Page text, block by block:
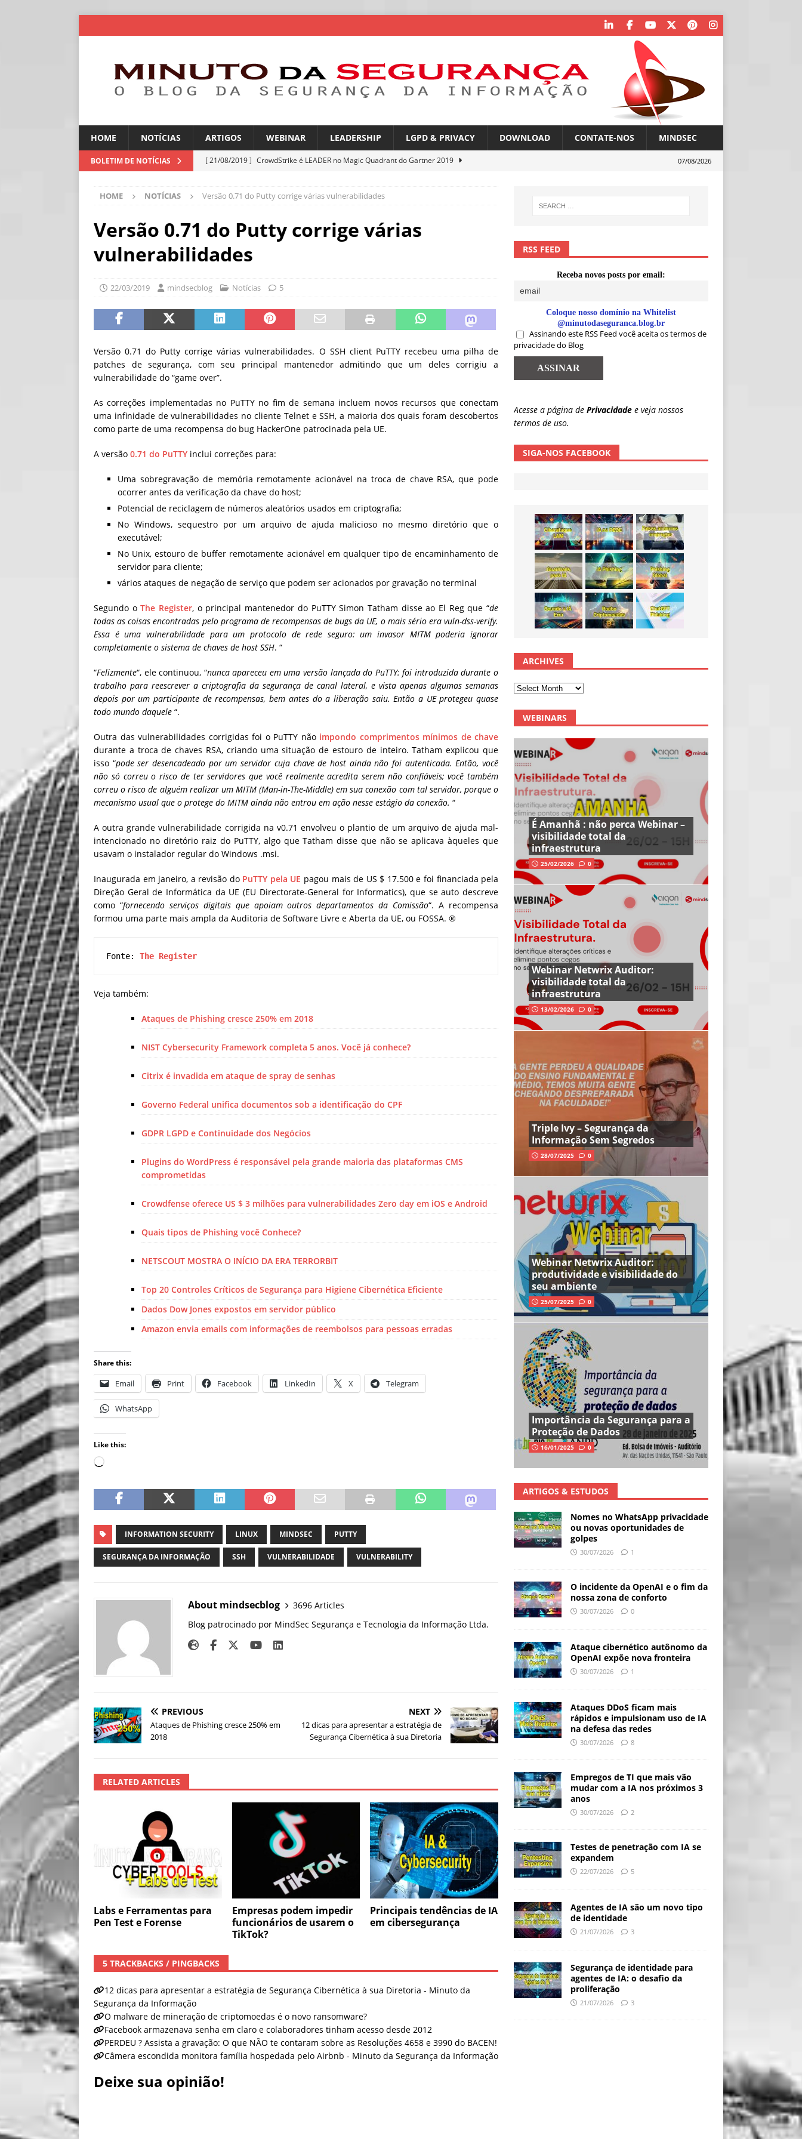
HOME NOTÍCIAS ARTIGOS WEBINAR LEADERSHIP LGPD & PRIVACY DOWNLOAD CONTATE-NOS MINDSEC
BOLETIM DE NOTÍCIAS [ 21/08/2019 ] CrowdStrike é LEADER no Magic Quadrant do Gartner 2019
[ 06/08/2026 ] América Latina é a segunda região mais exposta a ciberameaças
industriais
IA amplia desafio de segurança e governança nas redes corporativas
NOTÍCIAS
[ 06/08/2026 ]
[ 06/08/2026 ]
Sem guardrails, a autonomia da IA se torna um risco
NOTÍCIAS
07/08/2026
HOME NOTÍCIAS Versão 0.71 do Putty corrige várias vulnerabilidades
Versão 0.71 do Putty corrige várias
vulnerabilidades
22/03/2019 mindsecblog Notícias 5
Versão 0.71 do Putty corrige várias vulnerabilidades. O SSH client PuTTY recebeu uma pilha de
patches de segurança, com seu principal mantenedor admitindo que um deles corrigiu a
vulnerabilidade do “game over”.
As correções implementadas no PuTTY no fim de semana incluem novos recursos que conectam
uma infinidade de vulnerabilidades no cliente Telnet e SSH, a maioria dos quais foram descobertos
como parte de uma recompensa do bug HackerOne patrocinada pela UE.
A versão 0.71 do PuTTY inclui correções para:
Uma sobregravação de memória remotamente acionável na troca de chave RSA, que pode
ocorrer antes da verificação da chave do host;
Potencial de reciclagem de números aleatórios usados ​​em criptografia;
No Windows, sequestro por um arquivo de ajuda malicioso no mesmo diretório que o
executável;
No Unix, estouro de buffer remotamente acionável em qualquer tipo de encaminhamento de
servidor para cliente;
vários ataques de negação de serviço que podem ser acionados por gravação no terminal
Segundo oThe Register, o principal mantenedor do PuTTY Simon Tatham disse ao El Reg que “de
todas as coisas encontradas pelo programa de recompensas de bugs da UE, o mais sério era vuln-dss-verify.
Essa é uma vulnerabilidade para um protocolo de rede seguro: um invasor MITM poderia ignorar
completamente o sistema de chaves de host SSH. “
“Felizmente“, ele continuou, “nunca apareceu em uma versão lançada do PuTTY: foi introduzida durante o
trabalho para reescrever a criptografia da segurança de canal lateral, e vista apenas algumas semanas
depois por um participante de recompensas, bem antes do a liberação saiu. Então a UE protegeu quase
todo mundo daquele “.
Outra das vulnerabilidades corrigidas foi o PuTTY não impondo comprimentos mínimos de chave
durante a troca de chaves RSA, criando uma situação de estouro de inteiro. Tatham explicou que
isso “pode ​​ser desencadeado por um servidor cuja chave de host ainda não foi autenticada. Então, você
não só correu o risco de ter servidores que você realmente acredita serem não confiáveis; você também
correu o risco de alguém realizar um MITM (Man-in-The-Middle) em sua conexão com tal servidor, porque o
mecanismo usual que o protege do MITM ainda não entrou em ação nesse estágio da conexão. “
A outra grande vulnerabilidade corrigida na v0.71 envolveu o plantio de um arquivo de ajuda mal-
intencionado no diretório raiz do PuTTY, algo que Tatham disse que não se aplicava àqueles que
usavam o instalador regular do Windows .msi.
Inaugurada em janeiro, a revisão do PuTTY pela UE pagou mais de US $ 17.500 e foi financiada pela
Direção Geral de Informática da UE (EU Directorate-General for Informatics), que se auto descreve
como “fornecendo serviços digitais que apoiam outros departamentos da Comissão“. A recompensa
formou uma parte mais ampla da Auditoria de Software Livre e Aberta da UE, ou FOSSA. ®
Fonte: The Register
Veja também:
Ataques de Phishing cresce 250% em 2018
NIST Cybersecurity Framework completa 5 anos. Você já conhece?
Citrix é invadida em ataque de spray de senhas
Governo Federal unifica documentos sob a identificação do CPF
GDPR LGPD e Continuidade dos Negócios
Plugins do WordPress é responsável pela grande maioria das plataformas CMS
comprometidas
Crowdfense oferece US $ 3 milhões para vulnerabilidades Zero day em iOS e Android
Quais tipos de Phishing você Conhece?
NETSCOUT MOSTRA O INÍCIO DA ERA TERRORBIT
Top 20 Controles Críticos de Segurança para Higiene Cibernética Eficiente
Dados Dow Jones expostos em servidor público
Amazon envia emails com informações de reembolsos para pessoas erradas
Share this:
Email Print Facebook LinkedIn X Telegram
WhatsApp
Like this:
INFORMATION SECURITY LINUX MINDSEC PUTTY
SEGURANÇA DA INFORMAÇÃO SSH VULNERABILIDADE VULNERABILITY
About mindsecblog
3696 Articles
Blog patrocinado por MindSec Segurança e Tecnologia da Informação Ltda.
PREVIOUS
Ataques de Phishing cresce 250% em
2018
NEXT
12 dicas para apresentar a estratégia de
Segurança Cibernética à sua Diretoria
RELATED ARTICLES
Labs e Ferramentas para
Pen Test e Forense
Empresas podem impedir
funcionários de usarem o
TikTok?
Principais tendências de IA
em cibersegurança
5 TRACKBACKS / PINGBACKS
12 dicas para apresentar a estratégia de Segurança Cibernética à sua Diretoria - Minuto da
Segurança da Informação
O malware de mineração de criptomoedas é o novo ransomware?
Facebook armazenava senha em claro e colaboradores tinham acesso desde 2012
PERDEU ? Assista a gravação: O que NÃO te contaram sobre as Resoluções 4658 e 3990 do BACEN!
Câmera escondida monitora família hospedada pelo Airbnb - Minuto da Segurança da Informação
Deixe sua opinião!
RSS FEED
Receba novos posts por email:
Coloque nosso domínio na Whitelist
@minutodaseguranca.blog.br
Assinando este RSS Feed você aceita os termos de
privacidade do Blog
Acesse a página de Privacidade e veja nossos
termos de uso.
SIGA-NOS FACEBOOK
ARCHIVES
WEBINARS
É Amanhã : não perca Webinar –
visibilidade total da
infraestrutura
25/02/2026 0
Webinar Netwrix Auditor:
visibilidade total da
infraestrutura
13/02/2026 0
Triple Ivy – Segurança da
Informação Sem Segredos
28/07/2025 0
Webinar Netwrix Auditor:
produtividade e visibilidade do
seu ambiente
25/07/2025 0
Importância da Segurança para a
Proteção de Dados
16/01/2025 0
ARTIGOS & ESTUDOS
Nomes no WhatsApp privacidade
ou novas oportunidades de
golpes
30/07/2026 1
O incidente da OpenAI e o fim da
nossa zona de conforto
30/07/2026 0
Ataque cibernético autônomo da
OpenAI expõe nova fronteira
30/07/2026 1
Ataques DDoS ficam mais
rápidos e impulsionam uso de IA
na defesa das redes
30/07/2026 8
Empregos de TI que mais vão
mudar com a IA nos próximos 3
anos
30/07/2026 2
Testes de penetração com IA se
expandem
22/07/2026 5
Agentes de IA são um novo tipo
de identidade
21/07/2026 3
Segurança de identidade para
agentes de IA: o desafio da
proliferação
21/07/2026 3